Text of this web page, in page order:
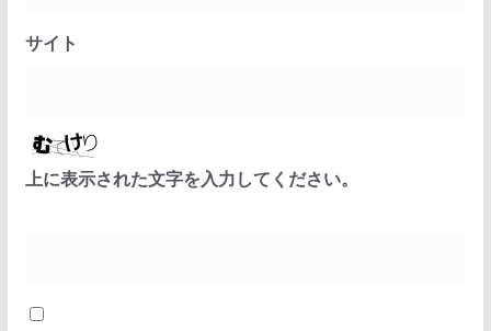
サイト
上に表示された文字を入力してください。